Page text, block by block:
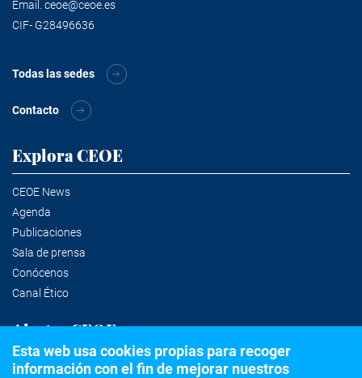
Email. ceoe@ceoe.es
CIF- G28496636
Todas las sedes
Contacto
Explora CEOE
CEOE News
Agenda
Publicaciones
Sala de prensa
Conócenos
Canal Ético
Alertas CEOE
Esta web usa cookies propias para recoger
información con el fin de mejorar nuestros